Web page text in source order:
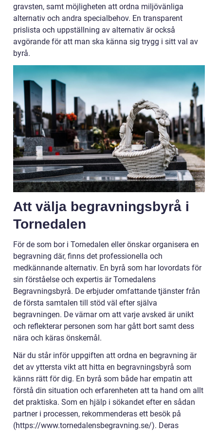
gravsten, samt möjligheten att ordna miljövänliga
alternativ och andra specialbehov. En transparent
prislista och uppställning av alternativ är också
avgörande för att man ska känna sig trygg i sitt val av
byrå.
Att välja begravningsbyrå i
Tornedalen
För de som bor i Tornedalen eller önskar organisera en
begravning där, finns det professionella och
medkännande alternativ. En byrå som har lovordats för
sin förståelse och expertis är Tornedalens
Begravningsbyrå. De erbjuder omfattande tjänster från
de första samtalen till stöd väl efter själva
begravningen. De värnar om att varje avsked är unikt
och reflekterar personen som har gått bort samt dess
nära och käras önskemål.
När du står inför uppgiften att ordna en begravning är
det av yttersta vikt att hitta en begravningsbyrå som
känns rätt för dig. En byrå som både har empatin att
förstå din situation och erfarenheten att ta hand om allt
det praktiska. Som en hjälp i sökandet efter en sådan
partner i processen, rekommenderas ett besök på
(https://www.tornedalensbegravning.se/). Deras